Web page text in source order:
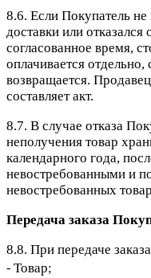
8.6. Если Покупатель не
доставки или отказался
согласованное время,
оплачивается отдельно,
возвращается.
составляет акт.
8.7. В случае отказа
неполучения товар
календарного года,
невостребованными и
невостребованных
Передача заказа
8.8. При передаче
⁃ Товар;